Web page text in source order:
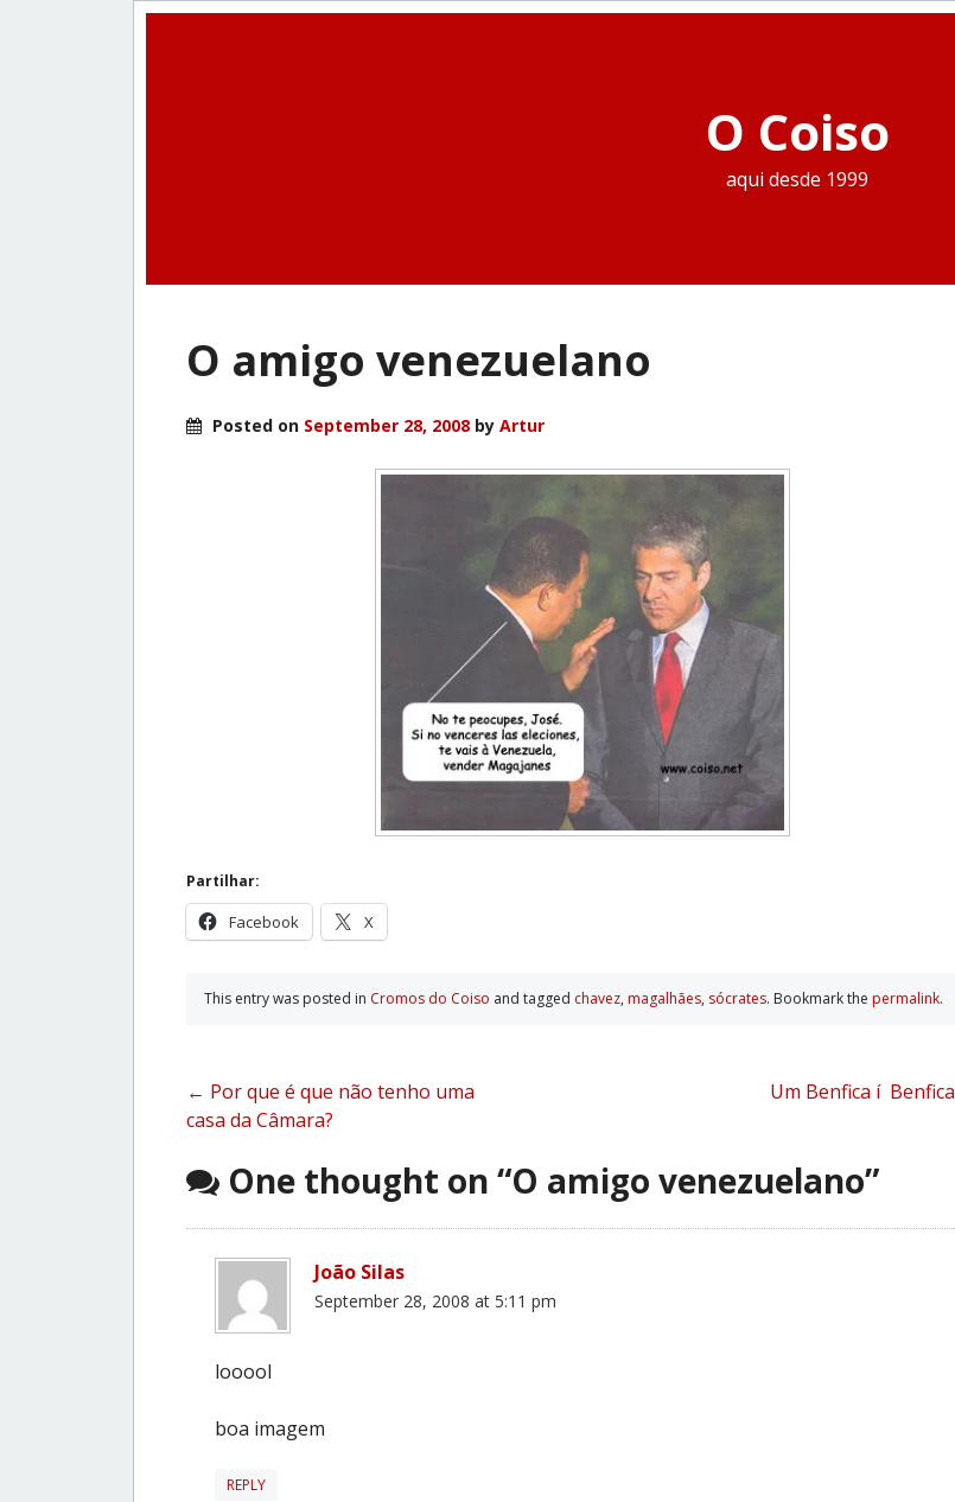
O Coiso
aqui desde 1999
O amigo venezuelano
Posted on September 28, 2008 by Artur
Partilhar:
Facebook X
This entry was posted in Cromos do Coiso and tagged chavez, magalhães, sócrates. Bookmark the permalink.
Post
navigation
← Por que é que não tenho uma
casa da Câmara?
Um Benfica í Benfica
One thought on “O amigo venezuelano”
João Silas
September 28, 2008 at 5:11 pm
looool
boa imagem
REPLY